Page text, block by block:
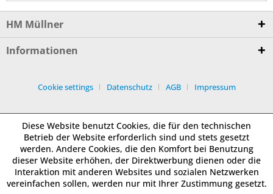
HM Müllner
Informationen
Cookie settings Datenschutz AGB Impressum
Diese Website benutzt Cookies, die für den technischen
Betrieb der Website erforderlich sind und stets gesetzt
werden. Andere Cookies, die den Komfort bei Benutzung
dieser Website erhöhen, der Direktwerbung dienen oder die
Interaktion mit anderen Websites und sozialen Netzwerken
vereinfachen sollen, werden nur mit Ihrer Zustimmung gesetzt.